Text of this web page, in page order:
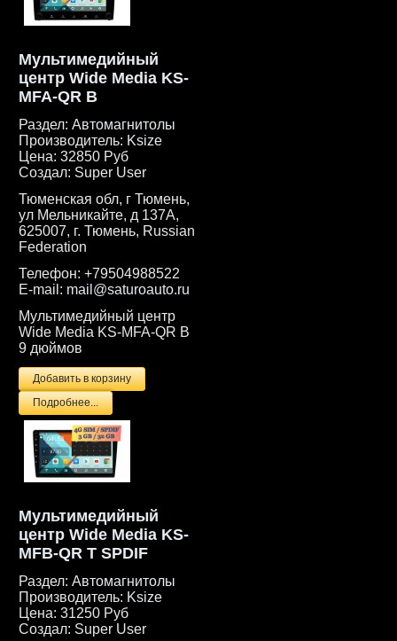
Мультимедийный
центр Wide Media KS-
MFA-QR B
Раздел:Автомагнитолы
Производитель: Ksize
Цена:32850 Руб
Создал: Super User
Тюменская обл, г Тюмень,
ул Мельникайте, д 137А,
625007, г. Тюмень, Russian
Federation
Телефон:+79504988522
E-mail: mail@saturoauto.ru
Мультимедийный центр
Wide Media KS-MFA-QR B
9 дюймов
Подробнее...
Мультимедийный
центр Wide Media KS-
MFB-QR T SPDIF
Раздел:Автомагнитолы
Производитель: Ksize
Цена:31250 Руб
Создал: Super User